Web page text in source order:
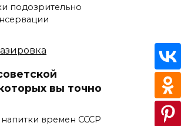
подозрительно
вы точно
времен СССР